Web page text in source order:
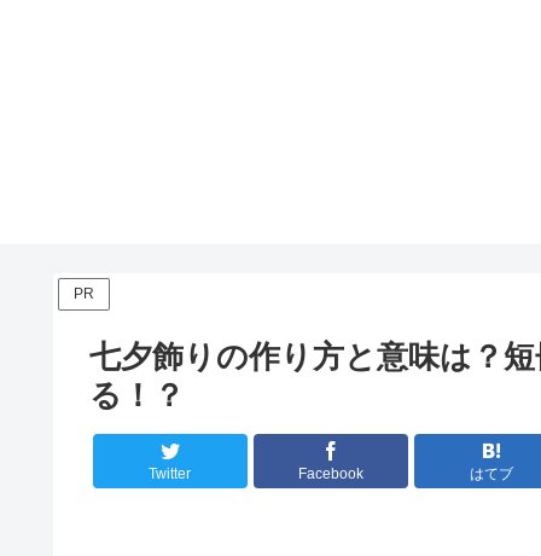
PR
七夕飾りの作り方と意味は？
る！？
Twitter Facebook はてブ